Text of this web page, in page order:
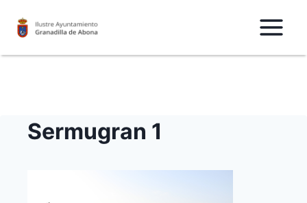
Sermugran 1